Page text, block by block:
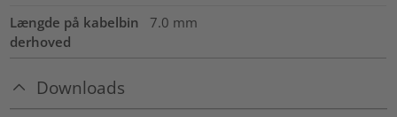
Længde på kabelbin
derhoved
7.0 mm
Downloads